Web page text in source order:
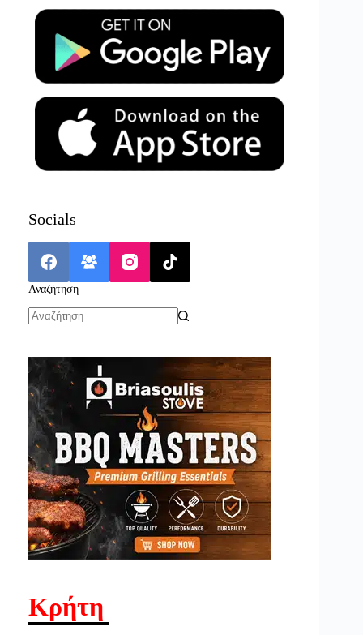
Socials
Αναζήτηση
Κρήτη